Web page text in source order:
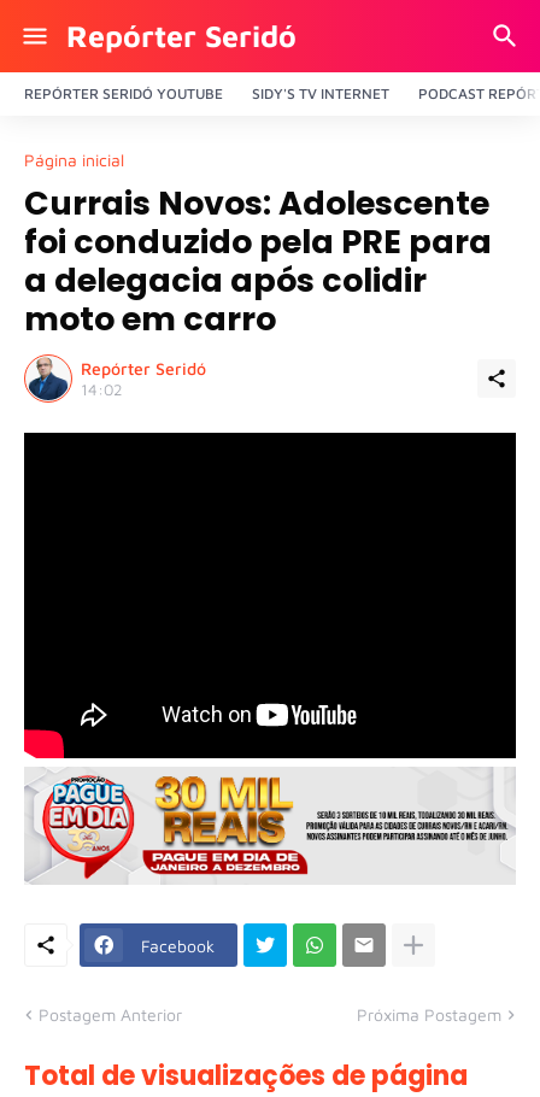
Repórter Seridó
REPÓRTER SERIDÓ YOUTUBE SIDY'S TV INTERNET PODCAST
Página inicial
Currais Novos: Adolescente
foi conduzido pela PRE para
a delegacia após colidir
moto em carro
Repórter Seridó
14:02
Facebook
Postagem Anterior Próxima Postagem
Total de visualizações de página